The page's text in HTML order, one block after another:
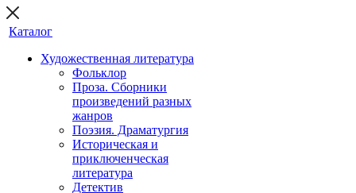
Каталог
Художественная литература
Фольклор
Проза. Сборники
произведений разных
жанров
Поэзия. Драматургия
Историческая и
приключенческая
литература
Детектив